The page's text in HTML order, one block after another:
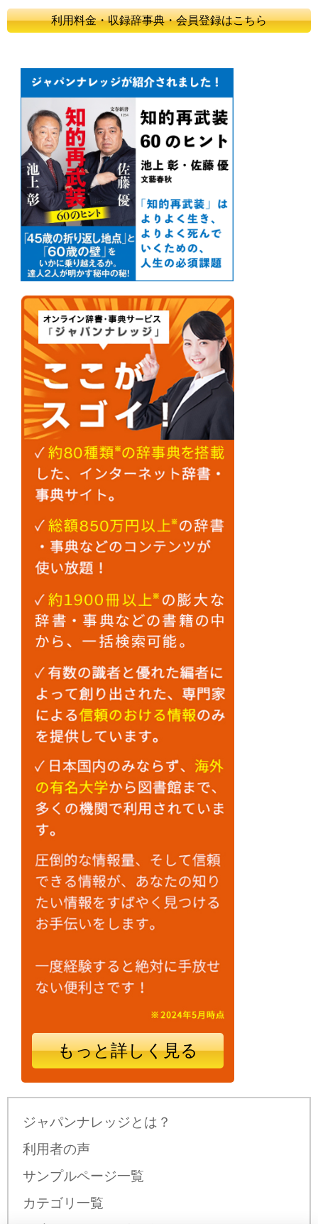
利用料金・収録辞事典・会員登録はこちら
もっと詳しく見る
ジャパンナレッジとは？
利用者の声
サンプルページ一覧
カテゴリ一覧